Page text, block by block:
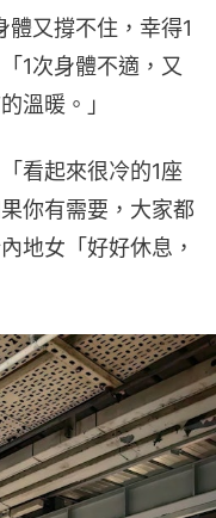
體又撐不住，幸得1
1次身體不適，又
溫暖。」
看起來很冷的1座
你有需要，大家都
地女「好好休息，